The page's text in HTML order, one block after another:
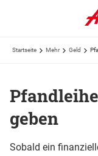
Startseite Mehr Geld
geben
Sobald ein